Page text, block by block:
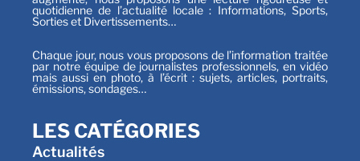
quotidienne de l’actualité locale : Informations, Sports,
Sorties et Divertissements…
Chaque jour, nous vous proposons de l’information traitée
par notre équipe de journalistes professionnels, en vidéo
mais aussi en photo, à l’écrit : sujets, articles, portraits,
émissions, sondages…
LES CATÉGORIES
Actualités